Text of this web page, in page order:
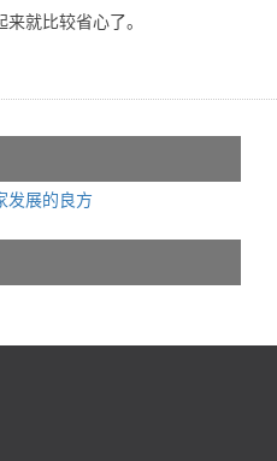
就比较省心了。
发展的良方